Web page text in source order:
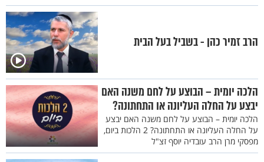
הרב זמיר כהן - בשביל בעל הבית
הלכה יומית – הבוצע על לחם משנה האם
יבצע על החלה העליונה או התחתונה?
הלכה יומית – הבוצע על לחם משנה האם יבצע
על החלה העליונה או התחתונה? 2 הלכות ביום,
מפסקי מרן הרב עובדיה יוסף זצ"ל